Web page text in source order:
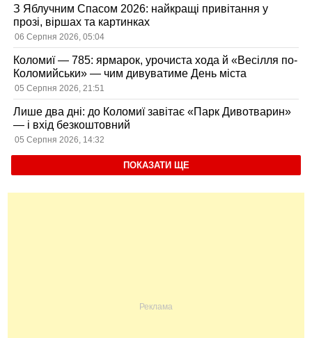
З Яблучним Спасом 2026: найкращі привітання у
прозі, віршах та картинках
06 Серпня 2026, 05:04
Коломиї — 785: ярмарок, урочиста хода й «Весілля по-
Коломийськи» — чим дивуватиме День міста
05 Серпня 2026, 21:51
Лише два дні: до Коломиї завітає «Парк Дивотварин»
— і вхід безкоштовний
05 Серпня 2026, 14:32
ПОКАЗАТИ ЩЕ